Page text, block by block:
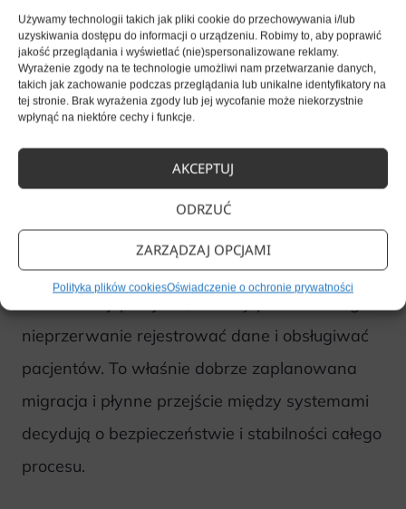
Używamy technologii takich jak pliki cookie do przechowywania i/lub
uzyskiwania dostępu do informacji o urządzeniu. Robimy to, aby poprawić
jakość przeglądania i wyświetlać (nie)spersonalizowane reklamy.
Wyrażenie zgody na te technologie umożliwi nam przetwarzanie danych,
takich jak zachowanie podczas przeglądania lub unikalne identyfikatory na
tej stronie. Brak wyrażenia zgody lub jej wycofanie może niekorzystnie
wpłynąć na niektóre cechy i funkcje.
AKCEPTUJ
ODRZUĆ
ZARZĄDZAJ OPCJAMI
Polityka plików cookiesOświadczenie o ochronie prywatności
uporządkować i ustrukturyzować, eliminując
błędy u źródła. Szacuje się, że nawet
co dziesiąta kartoteka pacjenta może zawierać
nieścisłości, które w nowym systemie tylko
się utrwalą lub spotęgują.
Równie istotne jest zapewnienie ciągłości
pracy. Wykonawca wdrożenia powinien jasno
określić sposób uruchomienia nowego systemu
nieprzerwanie rejestrować dane i obsługiwać
pacjentów. To właśnie dobrze zaplanowana
migracja i płynne przejście między systemami
decydują o bezpieczeństwie i stabilności całego
procesu.